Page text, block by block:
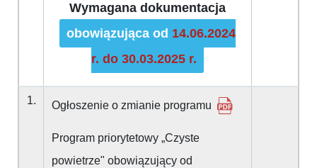
Wymagana dokumentacja
obowiązująca od 14.06.2024
r. do 30.03.2025 r.
1. Ogłoszenie o zmianie programu
Program priorytetowy „Czyste
powietrze" obowiązujący od